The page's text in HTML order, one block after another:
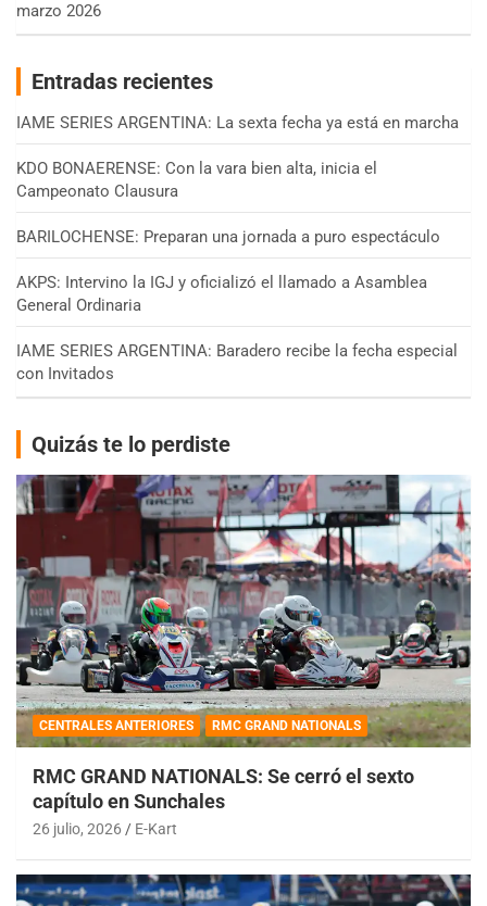
marzo 2026
Entradas recientes
IAME SERIES ARGENTINA: La sexta fecha ya está en marcha
KDO BONAERENSE: Con la vara bien alta, inicia el
Campeonato Clausura
BARILOCHENSE: Preparan una jornada a puro espectáculo
AKPS: Intervino la IGJ y oficializó el llamado a Asamblea
General Ordinaria
IAME SERIES ARGENTINA: Baradero recibe la fecha especial
con Invitados
Quizás te lo perdiste
CENTRALES ANTERIORES RMC GRAND NATIONALS
RMC GRAND NATIONALS: Se cerró el sexto
capítulo en Sunchales
26 julio, 2026 E-Kart